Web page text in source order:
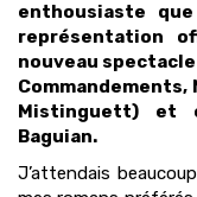
enthousiaste
représentation
nouveau
Commandements,
Mistinguett) et
Baguian.
J’attendais